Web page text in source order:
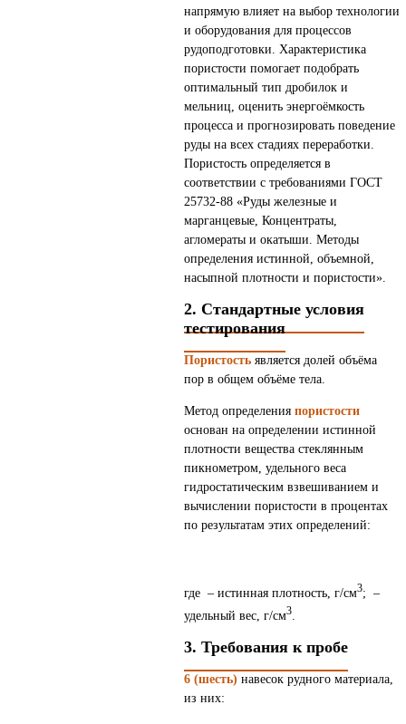
напрямую влияет на выбор технологии
и оборудования для процессов
рудоподготовки. Характеристика
пористости помогает подобрать
оптимальный тип дробилок и
мельниц, оценить энергоёмкость
процесса и прогнозировать поведение
руды на всех стадиях переработки.
Пористость определяется в
соответствии с требованиями ГОСТ
25732-88 «Руды железные и
марганцевые, Концентраты,
агломераты и окатыши. Методы
определения истинной, объемной,
насыпной плотности и пористости».
2. Стандартные условия
тестирования
Пористость является долей объёма
пор в общем объёме тела.
Метод определения пористости
основан на определении истинной
плотности вещества стеклянным
пикнометром, удельного веса
гидростатическим взвешиванием и
вычислении пористости в процентах
по результатам этих определений:
где – истинная плотность, г/см3; –
удельный вес, г/см3.
3. Требования к пробе
6 (шесть) навесок рудного материала,
из них: